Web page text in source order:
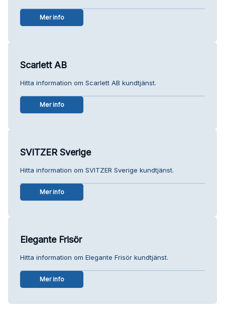
Mer info
Scarlett AB
Hitta information om Scarlett AB kundtjänst.
Mer info
SVITZER Sverige
Hitta information om SVITZER Sverige kundtjänst.
Mer info
Elegante Frisör
Hitta information om Elegante Frisör kundtjänst.
Mer info